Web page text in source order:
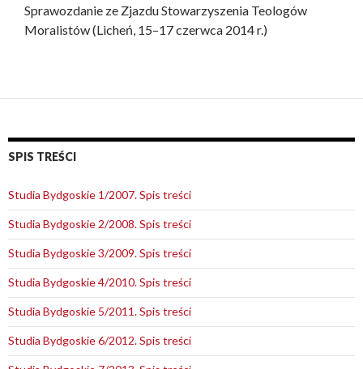
Sprawozdanie ze Zjazdu Stowarzyszenia Teologów
Moralistów (Licheń, 15–17 czerwca 2014 r.)
SPIS TREŚCI
Studia Bydgoskie 1/2007. Spis treści
Studia Bydgoskie 2/2008. Spis treści
Studia Bydgoskie 3/2009. Spis treści
Studia Bydgoskie 4/2010. Spis treści
Studia Bydgoskie 5/2011. Spis treści
Studia Bydgoskie 6/2012. Spis treści